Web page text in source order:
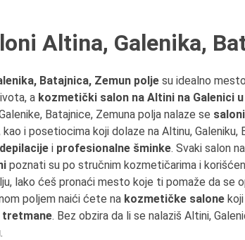
Altina, Galenika,
Batajnica, Zemun polje su idealno
a kozmetički salon na Altini na Galenici
Batajnice, Zemuna polja nalaze se saloni
i posetiocima koji dolaze na Altinu,
depilacije i profesionalne šminke. Svaki salon
poznati su po stručnim kozmetičarima i
lako ćeš pronaći mesto koje ti pomaže da
poljem naići ćete na kozmetičke salone
. Bez obzira da li se nalaziš Altini,
.